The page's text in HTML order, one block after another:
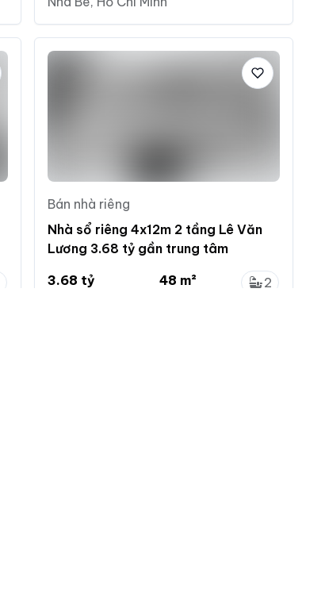
Bán nhà riêng
Nhà sổ riêng 4x12m 2 tầng Lê Văn
Lương 3.68 tỷ gần trung tâm
3.68 tỷ
48 m²
2